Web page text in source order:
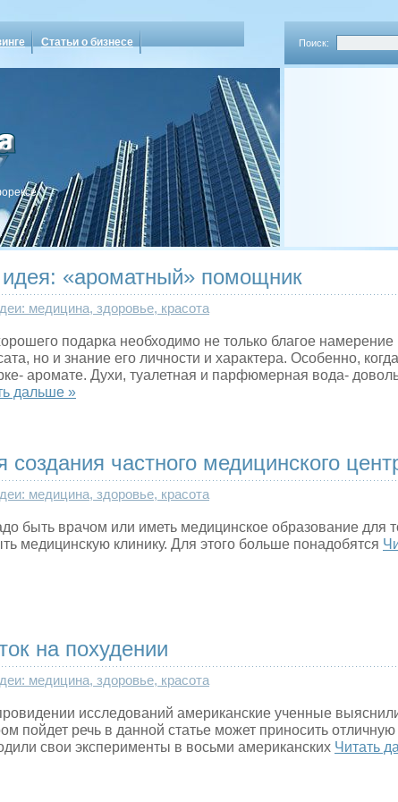
Статьи о бизнесе
Поиск:
идея: «ароматный» помощник
медицина, здоровье, красота
подарка необходимо не только благое намерение
но и знание его личности и характера. Особенно,
аромате. Духи, туалетная и парфюмерная вода-
дальше »
создания частного медицинского
медицина, здоровье, красота
быть врачом или иметь медицинское образование для
медицинскую клинику. Для этого больше понадобятся
на похудении
медицина, здоровье, красота
исследований американские ученные
пойдет речь в данной статье может приносить
свои эксперименты в восьми американских Читать